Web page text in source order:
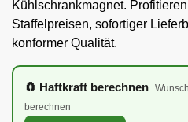
Kühlschrankmagnet.
Staffelpreisen, sofortiger
konformer Qualität.
🧲 Haftkraft berechnen
berechnen